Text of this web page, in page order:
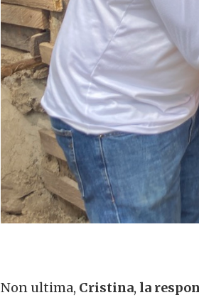
Non ultima, Cristina, la